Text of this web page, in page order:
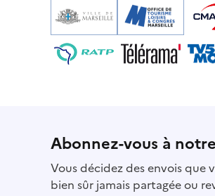
Abonnez-vous à
Vous décidez des envois que
bien sûr jamais partagée ou